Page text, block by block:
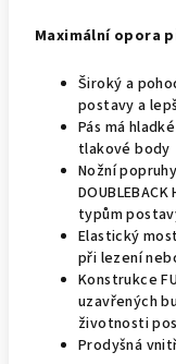
Maximální opora
Široký a
postavy a
Pás má
tlakové body
Nožní
typům
Elastický
při lezení
Konstrukce
uzavřených
životnosti
Prodyšná